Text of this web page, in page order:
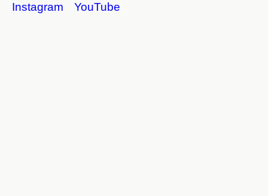
Instagram
YouTube